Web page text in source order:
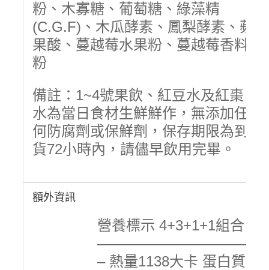
粉、木寡糖、葡萄糖、綠藻精
(C.G.F)、木瓜酵素、鳳梨酵素、蘋
果酸、蔓越莓水果粉、蔓越莓香料
粉
備註：1~4號果飲、紅豆水及紅棗
水為當日食材生鮮鮮作，無添加任
何防腐劑或保鮮劑，保存期限為到
貨72小時內，請儘早飲用完畢。
額外資訊
營養標示 4+3+1+1組合
———————————
– 熱量1138大卡 蛋白質